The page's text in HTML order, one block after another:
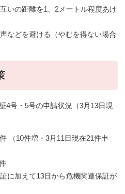
いの距離を1、2メートル程度あけ
などを避ける（やむを得ない場合
4号・5号の申請状況（3月13日現
（10件増・3月11日現在21件申
に加えて13日から危機関連保証が